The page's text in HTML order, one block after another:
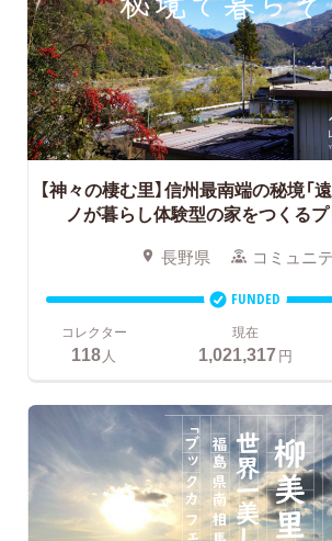
【神々の棲む里】信州最南端の秘境「
ノが暮らし体験型の家をつくるプ
長野県 コミュニ
FUNDED
コレクター
118 人
現在
1,021,317円